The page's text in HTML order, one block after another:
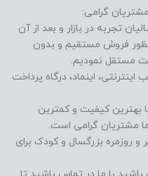
گرامی:
تجربه در بازار و بعد از آن
فروش مستقیم و بدون
مستقل نمودیم.
اینماد، درگاه پرداخت
بهترین کیفیت و کمترین
مشتریان گرامی است.
و روزمره بزرگسال و کودک برای